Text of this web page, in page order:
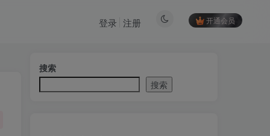
开通会员
登录 注册
搜索
搜索